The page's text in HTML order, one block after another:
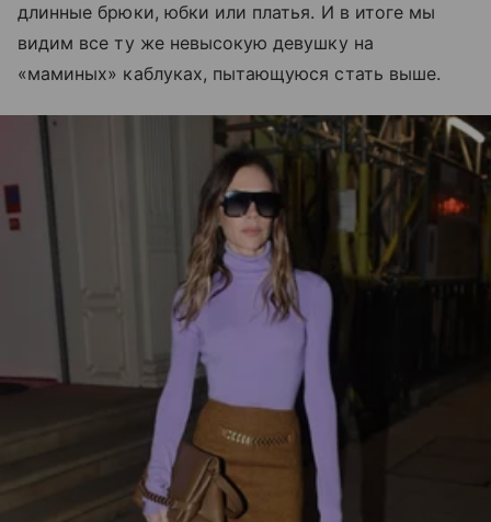
длинные брюки, юбки или платья. И в итоге мы
видим все ту же невысокую девушку на
«маминых» каблуках, пытающуюся стать выше.